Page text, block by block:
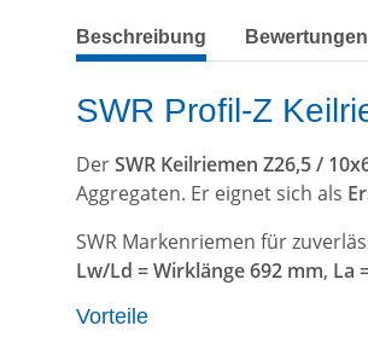
weitere Registerkarten anzeigen
Beschreibung Bewertungen
SWR Profil-Z
DerSWR Keilriemen Z26,5 /
Aggregaten. Er eignet sich als
SWR Markenriemen für
Lw/Ld = Wirklänge 692 mm, La
Vorteile